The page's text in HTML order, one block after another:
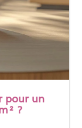
pour un
?